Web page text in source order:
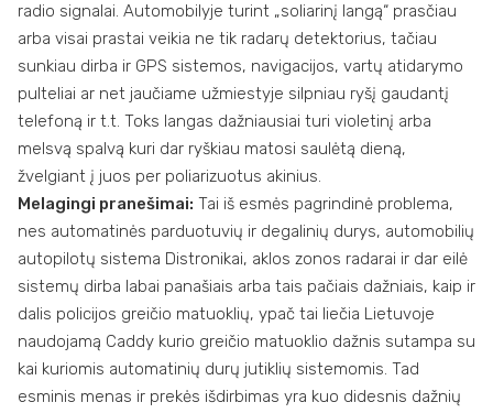
radio signalai. Automobilyje turint „soliarinį langą“ prasčiau
arba visai prastai veikia ne tik radarų detektorius, tačiau
sunkiau dirba ir GPS sistemos, navigacijos, vartų atidarymo
pulteliai ar net jaučiame užmiestyje silpniau ryšį gaudantį
telefoną ir t.t. Toks langas dažniausiai turi violetinį arba
melsvą spalvą kuri dar ryškiau matosi saulėtą dieną,
žvelgiant į juos per poliarizuotus akinius.
Melagingi pranešimai: Tai iš esmės pagrindinė problema,
nes automatinės parduotuvių ir degalinių durys, automobilių
autopilotų sistema Distronikai, aklos zonos radarai ir dar eilė
sistemų dirba labai panašiais arba tais pačiais dažniais, kaip ir
dalis policijos greičio matuoklių, ypač tai liečia Lietuvoje
naudojamą Caddy kurio greičio matuoklio dažnis sutampa su
kai kuriomis automatinių durų jutiklių sistemomis. Tad
esminis menas ir prekės išdirbimas yra kuo didesnis dažnių